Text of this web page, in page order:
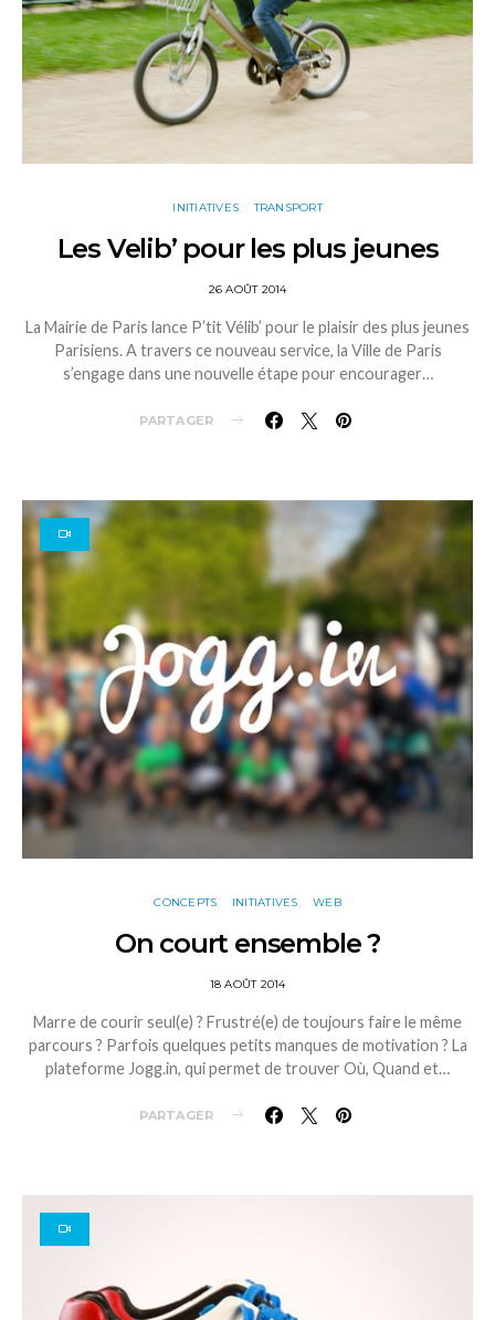
INITIATIVES TRANSPORT
Les Velib’ pour les plus jeunes
26 AOÛT 2014
La Mairie de Paris lance P’tit Vélib’ pour le plaisir des plus jeunes
Parisiens. A travers ce nouveau service, la Ville de Paris
s’engage dans une nouvelle étape pour encourager…
PARTAGER
CONCEPTS INITIATIVES WEB
On court ensemble ?
18 AOÛT 2014
Marre de courir seul(e) ? Frustré(e) de toujours faire le même
parcours ? Parfois quelques petits manques de motivation ? La
plateforme Jogg.in, qui permet de trouver Où, Quand et…
PARTAGER